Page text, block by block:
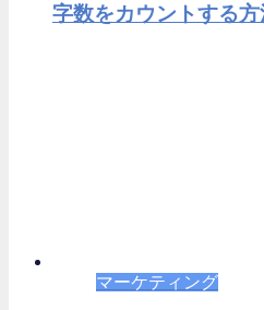
字数をカウントする方
マーケティング